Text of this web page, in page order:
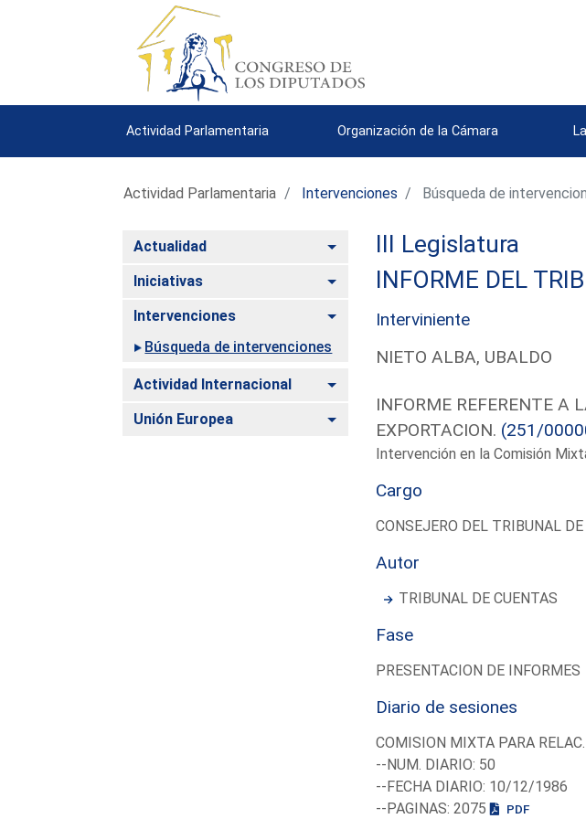
Actividad Parlamentaria Organización de la Cámara
Actividad Parlamentaria Intervenciones Búsqueda de
Actualidad Alternar
Iniciativas Alternar
Intervenciones
Alternar
Búsqueda de intervenciones
Actividad Internacional Alternar
Unión Europea Alternar
III Legislatura
INFORME DEL
Interviniente
NIETO ALBA, UBALDO
INFORME REFERENTE A
EXPORTACION. (251/
Intervención en la Comisión
Cargo
CONSEJERO DEL TRIBUNAL
Autor
TRIBUNAL DE CUENTAS
Fase
PRESENTACION DE INFORMES
Diario de sesiones
COMISION MIXTA PARA
--NUM. DIARIO: 50
--FECHA DIARIO: 10/12/1986
--PAGINAS: 2075
PDF